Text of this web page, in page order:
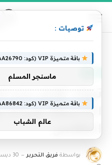
تبوك تؤجل بدء الدراسة
تبوك تؤجل بدء
التاسعة
الطقس
بواسطة فريق التحرير 30 ديسمبر، 2025
توصيات :
باقة متميزة VIP (كود: AA26790):
ماسنجر المسلم
باقة متميزة VIP (كود: AA86842):
عالم الشباب